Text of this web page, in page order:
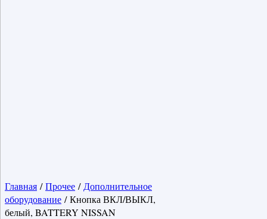
Главная /Прочее / Дополнительное
оборудование / Кнопка ВКЛ/ВЫКЛ,
белый, BATTERY NISSAN